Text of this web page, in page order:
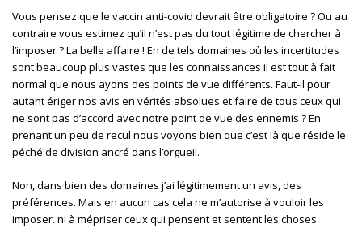
Vous pensez que le vaccin anti-covid devrait être obligatoire ? Ou au
contraire vous estimez qu’il n’est pas du tout légitime de chercher à
l’imposer ? La belle affaire ! En de tels domaines où les incertitudes
sont beaucoup plus vastes que les connaissances il est tout à fait
normal que nous ayons des points de vue différents. Faut-il pour
autant ériger nos avis en vérités absolues et faire de tous ceux qui
ne sont pas d’accord avec notre point de vue des ennemis ? En
prenant un peu de recul nous voyons bien que c’est là que réside le
péché de division ancré dans l’orgueil.
Non, dans bien des domaines j’ai légitimement un avis, des
préférences. Mais en aucun cas cela ne m’autorise à vouloir les
imposer. ni à mépriser ceux qui pensent et sentent les choses